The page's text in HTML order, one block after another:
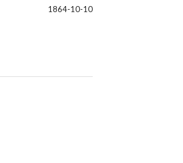
1864-10-10